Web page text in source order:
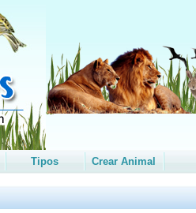
Tipos Crear Animal